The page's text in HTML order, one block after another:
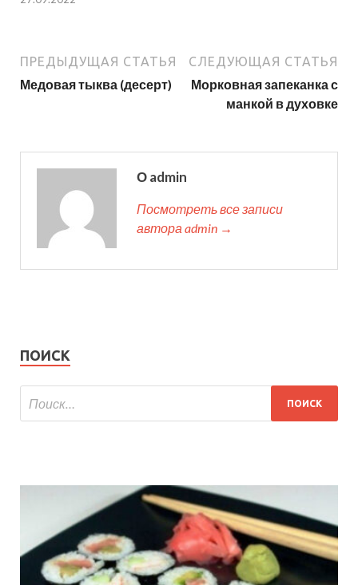
ПРЕДЫДУЩАЯ СТАТЬЯ
Медовая тыква (десерт)
СЛЕДУЮЩАЯ СТАТЬЯ
Морковная запеканка с
манкой в духовке
О admin
Посмотреть все записи
автора admin →
ПОИСК